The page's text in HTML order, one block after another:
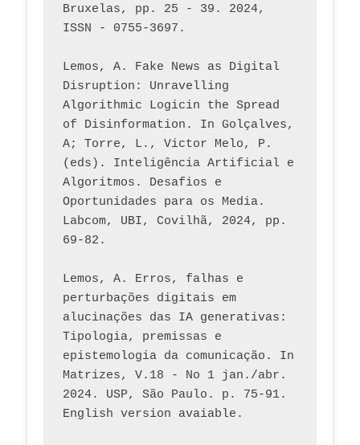
Bruxelas, pp. 25 - 39. 2024,
ISSN - 0755-3697.
Lemos, A. Fake News as Digital
Disruption: Unravelling
Algorithmic Logicin the Spread
of Disinformation. In Golçalves,
A; Torre, L., Victor Melo, P.
(eds). Inteligência Artificial e
Algoritmos. Desafios e
Oportunidades para os Media.
Labcom, UBI, Covilhã, 2024, pp.
69-82.
Lemos, A. Erros, falhas e
perturbações digitais em
alucinações das IA generativas:
Tipologia, premissas e
epistemologia da comunicação. In
Matrizes, V.18 - No 1 jan./abr.
2024. USP, São Paulo. p. 75-91.
English version avaiable.